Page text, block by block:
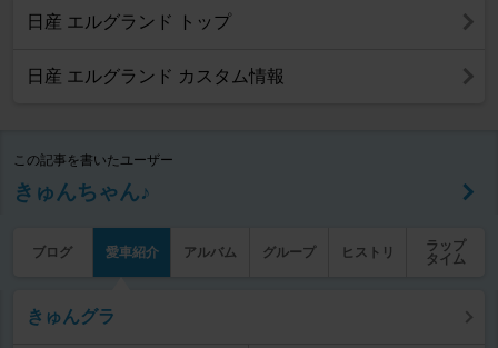
日産 エルグランド トップ
日産 エルグランド カスタム情報
この記事を書いたユーザー
きゅんちゃん♪
ブログ 愛車紹介 アルバム グループ ヒストリ
ラップ
タイム
きゅんグラ